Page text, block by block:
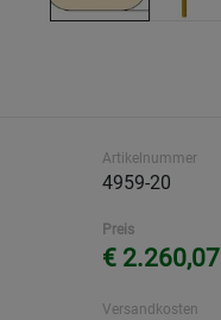
Artikelnummer
4959-20
Preis
€ 2.260,07
Versandkosten